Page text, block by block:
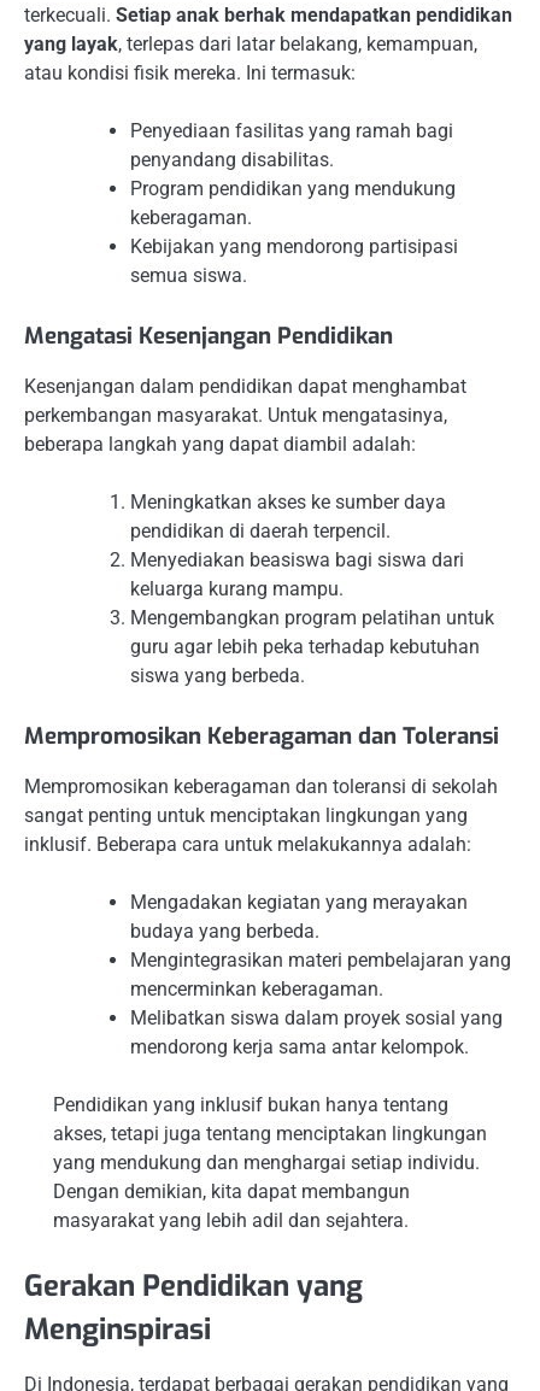
terkecuali. Setiap anak berhak mendapatkan pendidikan
yang layak, terlepas dari latar belakang, kemampuan,
atau kondisi fisik mereka. Ini termasuk:
Penyediaan fasilitas yang ramah bagi
penyandang disabilitas.
Program pendidikan yang mendukung
keberagaman.
Kebijakan yang mendorong partisipasi
semua siswa.
Mengatasi Kesenjangan Pendidikan
Kesenjangan dalam pendidikan dapat menghambat
perkembangan masyarakat. Untuk mengatasinya,
beberapa langkah yang dapat diambil adalah:
Meningkatkan akses ke sumber daya
pendidikan di daerah terpencil.
Menyediakan beasiswa bagi siswa dari
keluarga kurang mampu.
Mengembangkan program pelatihan untuk
guru agar lebih peka terhadap kebutuhan
siswa yang berbeda.
Mempromosikan Keberagaman dan Toleransi
Mempromosikan keberagaman dan toleransi di sekolah
sangat penting untuk menciptakan lingkungan yang
inklusif. Beberapa cara untuk melakukannya adalah:
Mengadakan kegiatan yang merayakan
budaya yang berbeda.
Mengintegrasikan materi pembelajaran yang
mencerminkan keberagaman.
Melibatkan siswa dalam proyek sosial yang
mendorong kerja sama antar kelompok.
Pendidikan yang inklusif bukan hanya tentang
akses, tetapi juga tentang menciptakan lingkungan
yang mendukung dan menghargai setiap individu.
Dengan demikian, kita dapat membangun
masyarakat yang lebih adil dan sejahtera.
Gerakan Pendidikan yang
Menginspirasi
Di Indonesia, terdapat berbagai gerakan pendidikan yang